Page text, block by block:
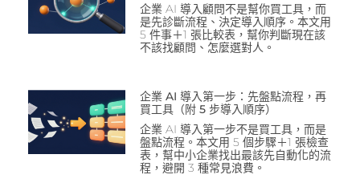
企業 AI 導入顧問不是幫你買工具，而
是先診斷流程、決定導入順序。本文用
5 件事＋1 張比較表，幫你判斷現在該
不該找顧問、怎麼選對人。
企業 AI 導入第一步：先盤點流程，再
買工具（附 5 步導入順序）
企業 AI 導入第一步不是買工具，而是
盤點流程。本文用 5 個步驟＋1 張檢查
表，幫中小企業找出最該先自動化的流
程，避開 3 種常見浪費。